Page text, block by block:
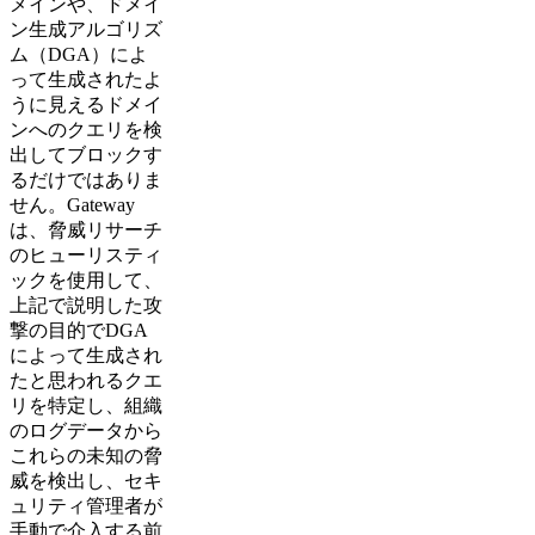
メインや、ドメイ
ン生成アルゴリズ
ム（DGA）によ
って生成されたよ
うに見えるドメイ
ンへのクエリを検
出してブロックす
るだけではありま
せん。Gateway
は、脅威リサーチ
のヒューリスティ
ックを使用して、
上記で説明した攻
撃の目的でDGA
によって生成され
たと思われるクエ
リを特定し、組織
のログデータから
これらの未知の脅
威を検出し、セキ
ュリティ管理者が